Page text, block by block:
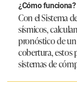
¿Cómo funciona?
Con el Sistema
sísmicos,
pronóstico de
cobertura, estos
sistemas de